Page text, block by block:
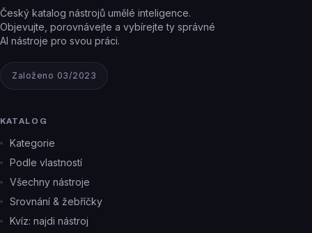
Český katalog nástrojů umělé inteligence.
Objevujte, porovnávejte a vybírejte ty správné
AI nástroje pro svou práci.
Založeno 03/2023
KATALOG
Kategorie
Podle vlastností
Všechny nástroje
Srovnání & žebříčky
Kvíz: najdi nástroj